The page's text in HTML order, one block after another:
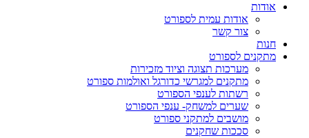
אודות
אודות עמית לספורט
צור קשר
חנות
מתקנים לספורט
מערכות תצוגה וציוד מזכירות
מתקנים למגרשי כדורגל ואולמות ספורט
רשתות לענפי הספורט
שערים למשחק- ענפי הספורט
מושבים למתקני ספורט
סככות שחקנים